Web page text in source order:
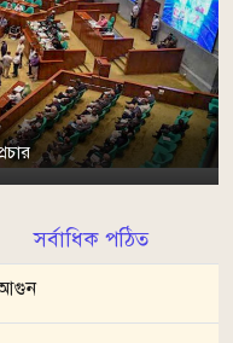
সর্বাধিক পঠিত
আগুন